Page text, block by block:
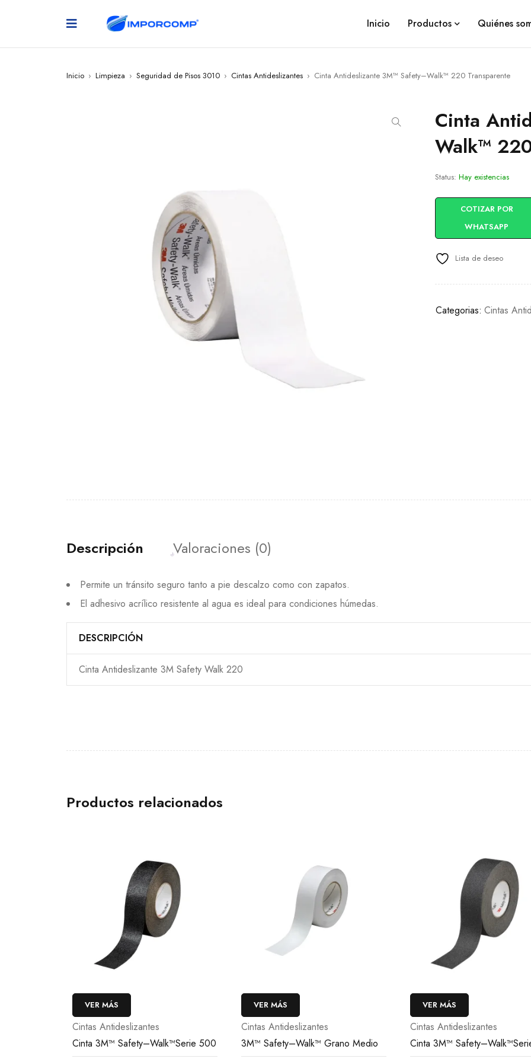
Inicio Productos Quiénes
Inicio › Limpieza › Seguridad de Pisos 3010 › Cintas Antideslizantes › Cinta Antideslizante 3M™ Safety–Walk™ 220 Transparente
Cinta
Walk™
Status: Hay existencias
COTIZAR POR
WHATSAPP
Lista de deseo
Categorias: Cintas
Descripción Valoraciones (0)
Permite un tránsito seguro tanto a pie descalzo como con zapatos.
El adhesivo acrílico resistente al agua es ideal para condiciones húmedas.
DESCRIPCIÓN
Cinta Antideslizante 3M Safety Walk 220
Productos relacionados
VER MÁS
Cintas Antideslizantes
Cinta 3M™ Safety–Walk™Serie 500
VER MÁS
Cintas Antideslizantes
3M™ Safety–Walk™ Grano Medio
VER MÁS
Cintas Antideslizantes
Cinta 3M™